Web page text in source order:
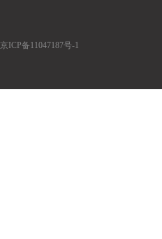
京ICP备11047187号-1